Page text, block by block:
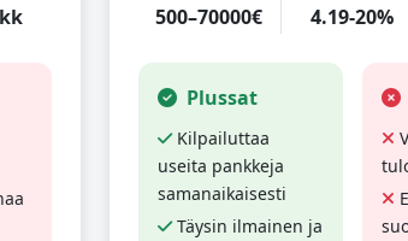
500–70000€ 4.19-20%
Plussat
Kilpailuttaa
useita pankkeja
samanaikaisesti
Täysin ilmainen ja